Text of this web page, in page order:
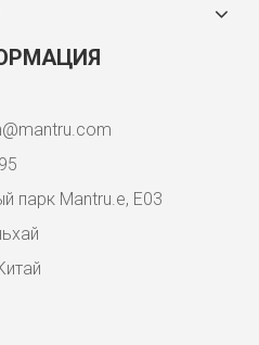
парк Mantru.e, E03